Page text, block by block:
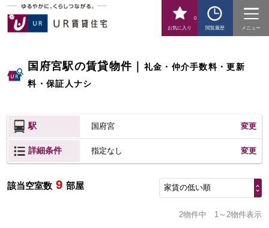
お気に入り
0
閲覧履歴
メニュー
国府宮駅の賃貸物件
礼金・仲介手数料・更新
料・保証人ナシ
駅 国府宮 変更
詳細条件 指定なし 変更
該当空室数 9 部屋 家賃の低い順
2物件中 1～2物件表示